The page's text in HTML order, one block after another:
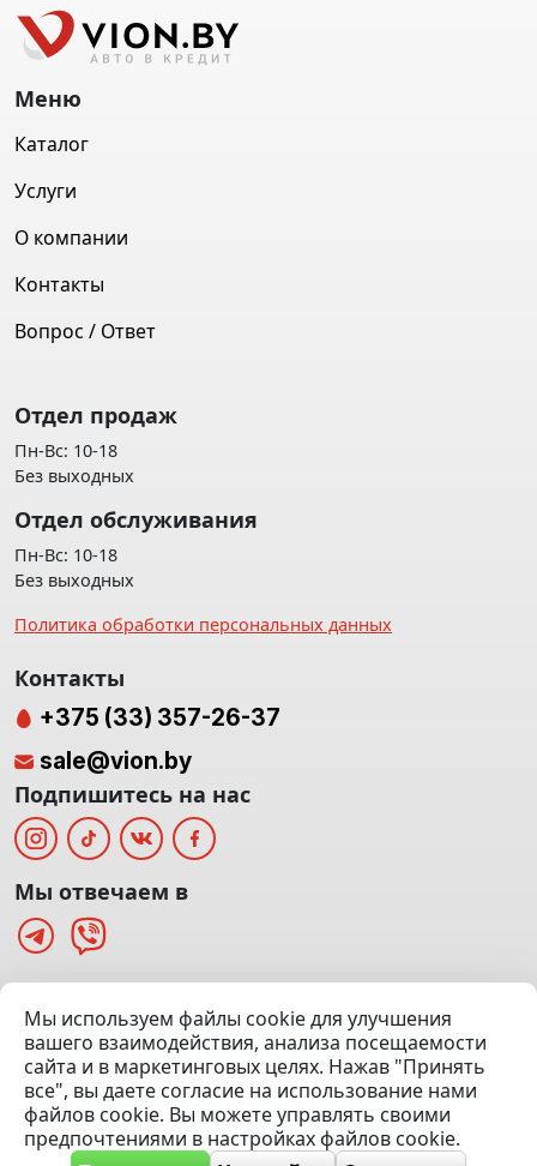
(Офис: 5 этаж | Осмотр авто: 5 этаж)
Посмотреть на карте
© 2020 — 2026 VION.BY — Продажа, выкуп и обмен | УНП
192961100 |Эвакуатор Минск
Меню
Каталог
Услуги
О компании
Контакты
Вопрос / Ответ
Отдел продаж
Пн-Вс: 10-18
Без выходных
Отдел обслуживания
Пн-Вс: 10-18
Без выходных
Политика обработки персональных данных
Мы используем файлы cookie для улучшения
вашего взаимодействия, анализа посещаемости
сайта и в маркетинговых целях. Нажав "Принять
все", вы даете согласие на использование нами
файлов cookie. Вы можете управлять своими
предпочтениями в настройках файлов cookie.
Контакты
+375 (33) 357-26-37
sale@vion.by
Подпишитесь на нас
Мы отвечаем в